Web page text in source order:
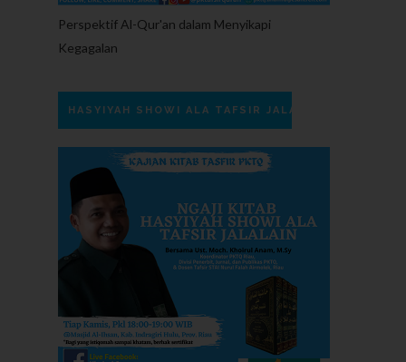
Perspektif Al-Qur'an dalam Menyikapi
Kegagalan
HASYIYAH SHOWI ALA TAFSIR JALALAIN